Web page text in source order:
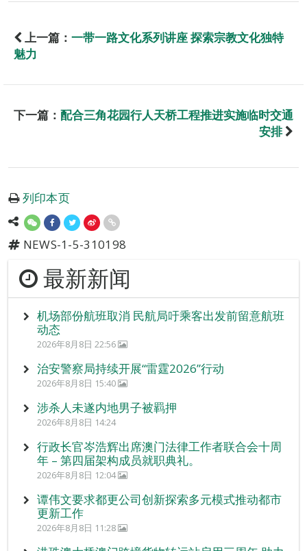
上一篇： 一带一路文化系列讲座 探索宗教文化独特
魅力
下一篇： 配合三角花园行人天桥工程推进实施临时交通
安排
列印本页
NEWS-1-5-310198
最新新闻
机场部份航班取消 民航局吁乘客出发前留意航班
动态
2026年8月8日 22:56
治安警察局持续开展“雷霆2026”行动
2026年8月8日 15:40
涉杀人未遂内地男子被羁押
2026年8月8日 14:24
行政长官岑浩辉出席澳门法律工作者联合会十周
年 – 第四届架构成员就职典礼。
2026年8月8日 12:04
谭伟文要求都更公司创新探索多元模式推动都市
更新工作
2026年8月8日 11:28